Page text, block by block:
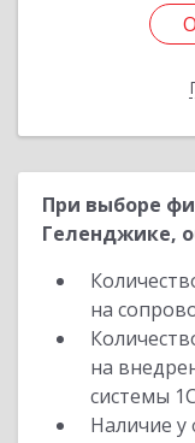
При выборе
Геленджике,
на
на
системы
Наличие у